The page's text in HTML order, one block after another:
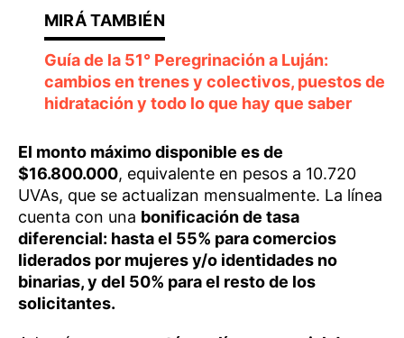
Guía de la 51° Peregrinación a Luján:
cambios en trenes y colectivos, puestos de
hidratación y todo lo que hay que saber
El monto máximo disponible es de
$16.800.000, equivalente en pesos a 10.720
UVAs, que se actualizan mensualmente. La línea
cuenta con una bonificación de tasa
diferencial: hasta el 55% para comercios
liderados por mujeres y/o identidades no
binarias, y del 50% para el resto de los
solicitantes.